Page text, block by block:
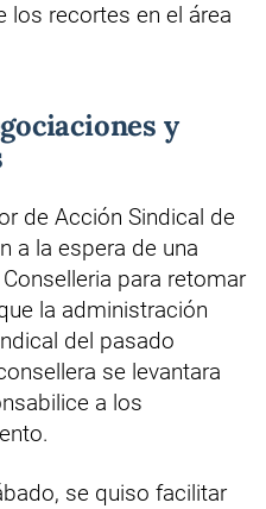
los recortes en el área
y
de Acción Sindical de
a la espera de una
para retomar
la administración
del pasado
se levantara
a los
se quiso facilitar